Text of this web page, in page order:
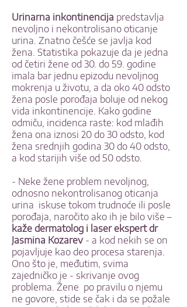
Urinarna inkontinencija predstavlja
nevoljno i nekontrolisano oticanje
urina. Znatno češće se javlja kod
žena. Statistika pokazuje da je jedna
od četiri žene od 30. do 59. godine
imala bar jednu epizodu nevoljnog
mokrenja u životu, a da oko 40 odsto
žena posle porođaja boluje od nekog
vida inkontinencije. Kako godine
odmiču, incidenca raste: kod mlađih
žena ona iznosi 20 do 30 odsto, kod
žena srednjih godina 30 do 40 odsto,
a kod starijih više od 50 odsto.
- Neke žene problem nevoljnog,
odnosno nekontrolisanog oticanja
urina iskuse tokom trudnoće ili posle
porođaja, naročito ako ih je bilo više –
kaže dermatolog i laser ekspert dr
Jasmina Kozarev- a kod nekih se on
pojavljuje kao deo procesa starenja.
Ono što je, međutim, svima
zajedničko je - skrivanje ovog
problema. Žene po pravilu o njemu
ne govore, stide se čak i da se požale